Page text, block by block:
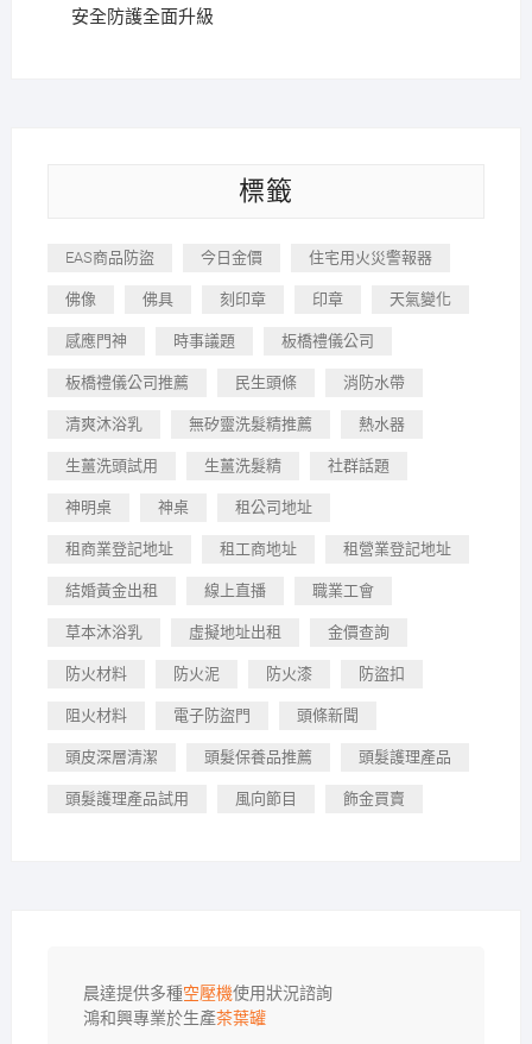
安全防護全面升級
標籤
EAS商品防盜 今日金價 住宅用火災警報器
佛像 佛具 刻印章 印章 天氣變化
感應門神 時事議題 板橋禮儀公司
板橋禮儀公司推薦 民生頭條 消防水帶
清爽沐浴乳 無矽靈洗髮精推薦 熱水器
生薑洗頭試用 生薑洗髮精 社群話題
神明桌 神桌 租公司地址
租商業登記地址 租工商地址 租營業登記地址
結婚黃金出租 線上直播 職業工會
草本沐浴乳 虛擬地址出租 金價查詢
防火材料 防火泥 防火漆 防盜扣
阻火材料 電子防盜門 頭條新聞
頭皮深層清潔 頭髮保養品推薦 頭髮護理產品
頭髮護理產品試用 風向節目 飾金買賣
晨達提供多種空壓機使用狀況諮詢
鴻和興專業於生產茶葉罐